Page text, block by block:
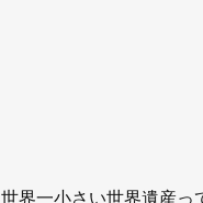
世界一小さい世界遺産っ